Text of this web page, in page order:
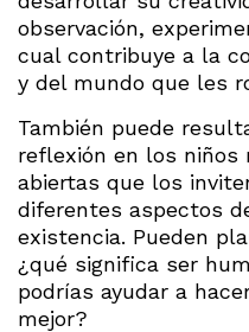
observación,
cual contribuye a la
y del mundo que les
También puede
reflexión en los niños
abiertas que los
diferentes aspectos
existencia. Pueden
¿qué significa ser
podrías ayudar a
mejor?